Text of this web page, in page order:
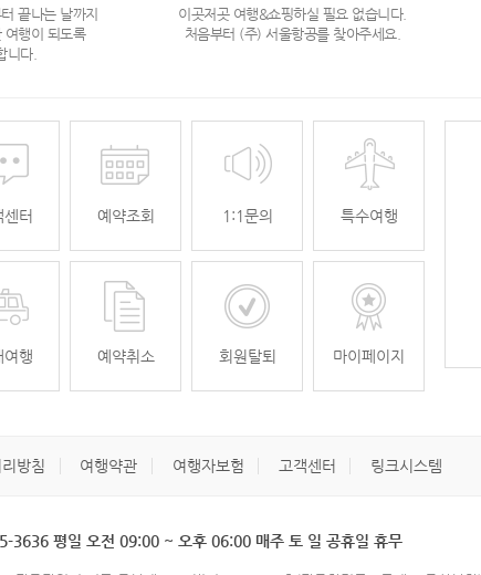
끝나는 날까지
여행이 되도록
니다.
이곳저곳 여행&쇼핑하실 필요 없습니다.
처음부터 (주) 서울항공를 찾아주세요.
센터 예약조회 1:1문의 특수여행
여행 예약취소 회원탈퇴 마이페이지
방침 여행약관 여행자보험 고객센터 링크시스템
3636 평일 오전 09:00 ~ 오후 06:00 매주 토 일 공휴일 휴무